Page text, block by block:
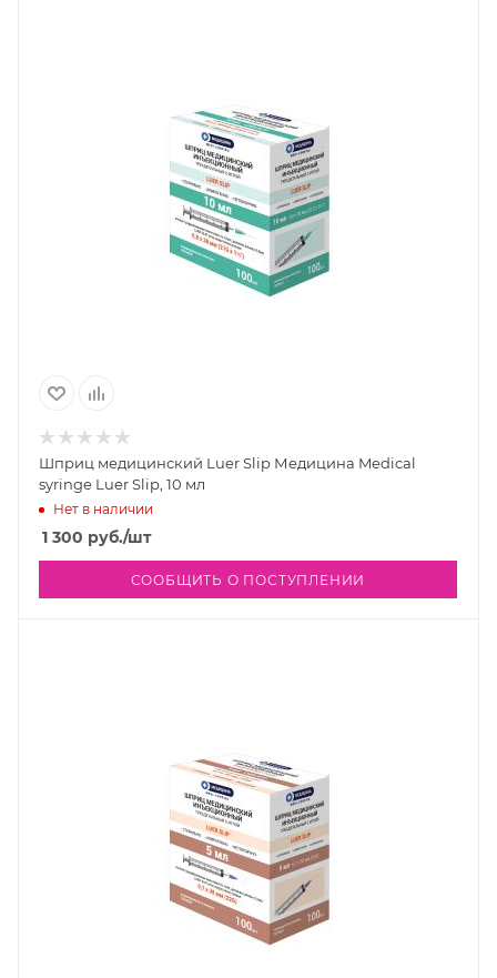
Шприц медицинский Luer Slip Медицина Medical
syringe Luer Slip, 10 мл
Нет в наличии
1 300 руб./шт
СООБЩИТЬ О ПОСТУПЛЕНИИ